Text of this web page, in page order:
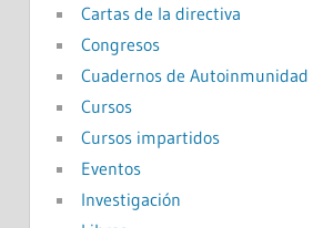
Cartas de la directiva
Congresos
Cuadernos de Autoinmunidad
Cursos
Cursos impartidos
Eventos
Investigación